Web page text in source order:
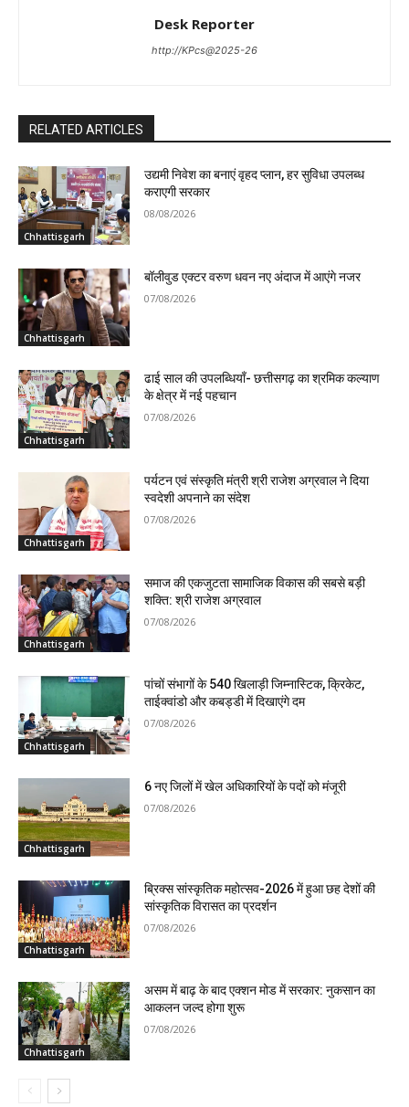
Desk Reporter
http://KPcs@2025-26
RELATED ARTICLES
Chhattisgarh
उद्यमी निवेश का बनाएं वृहद प्लान, हर सुविधा उपलब्ध
कराएगी सरकार
08/08/2026
Chhattisgarh
बॉलीवुड एक्टर वरुण धवन नए अंदाज में आएंगे नजर
07/08/2026
Chhattisgarh
ढाई साल की उपलब्धियाँ- छत्तीसगढ़ का श्रमिक कल्याण
के क्षेत्र में नई पहचान
07/08/2026
Chhattisgarh
पर्यटन एवं संस्कृति मंत्री श्री राजेश अग्रवाल ने दिया
स्वदेशी अपनाने का संदेश
07/08/2026
Chhattisgarh
समाज की एकजुटता सामाजिक विकास की सबसे बड़ी
शक्ति: श्री राजेश अग्रवाल
07/08/2026
Chhattisgarh
पांचों संभागों के 540 खिलाड़ी जिम्नास्टिक, क्रिकेट,
ताईक्वांडो और कबड्डी में दिखाएंगे दम
07/08/2026
Chhattisgarh
6 नए जिलों में खेल अधिकारियों के पदों को मंजूरी
07/08/2026
Chhattisgarh
ब्रिक्स सांस्कृतिक महोत्सव-2026 में हुआ छह देशों की
सांस्कृतिक विरासत का प्रदर्शन
07/08/2026
Chhattisgarh
असम में बाढ़ के बाद एक्शन मोड में सरकार: नुकसान का
आकलन जल्द होगा शुरू
07/08/2026